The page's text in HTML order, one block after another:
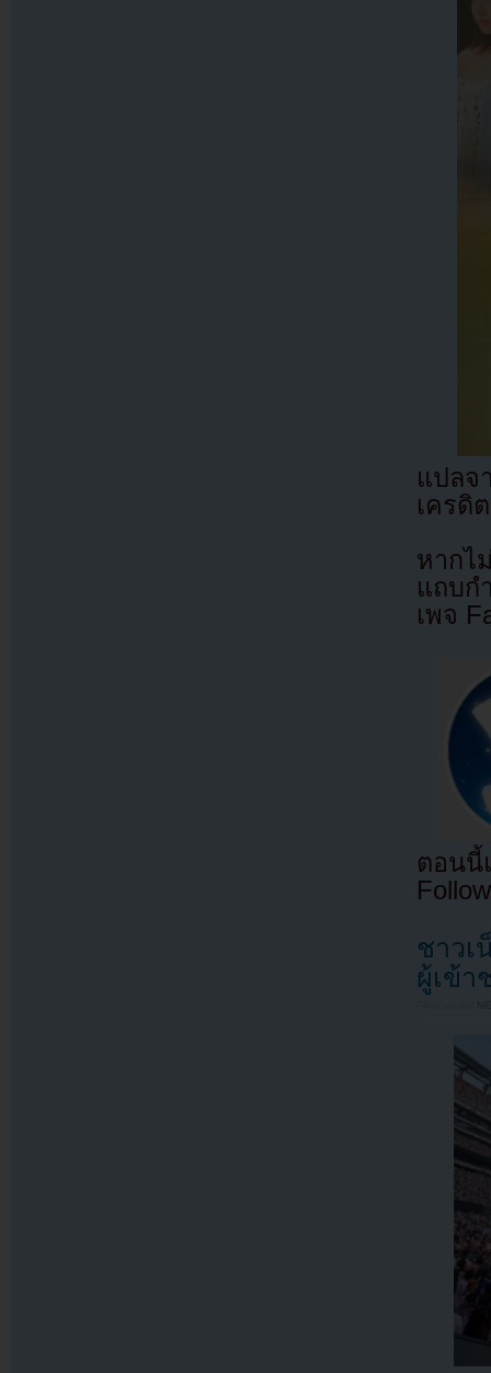
แปล
เครดิ
หากไ
แถบก
เพจ
ตอนนี้
ชาวเ
ผู้เข้า